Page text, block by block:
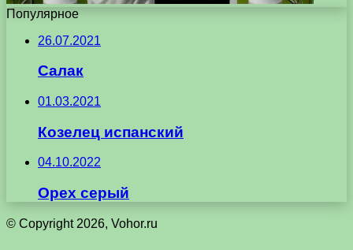
Популярное
26.07.2021
Салак
01.03.2021
Козелец испанский
04.10.2022
Орех серый
© Copyright 2026, Vohor.ru